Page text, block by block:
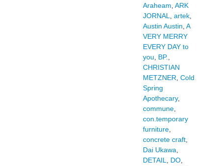
Araheam ARK
JORNAL
artek,
Austin Austin A
VERY MERRY
EVERY DAY to
you
BP.
CHRISTIAN
METZNER Cold
Spring
Apothecary,
commune,
con.temporary
furniture,
concrete craft,
Dai Ukawa
DETAIL
DO,